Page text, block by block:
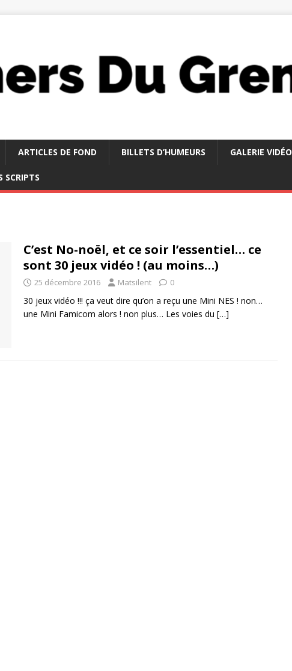
ARTICLES DE FOND BILLETS D’HUMEURS GALERIE VIDÉO
SCRIPTS
C’est No-noël, et ce soir l’essentiel… ce
sont 30 jeux vidéo ! (au moins…)
25 décembre 2016 Matsilent 0
30 jeux vidéo !!! ça veut dire qu’on a reçu une Mini NES ! non…
une Mini Famicom alors ! non plus… Les voies du […]